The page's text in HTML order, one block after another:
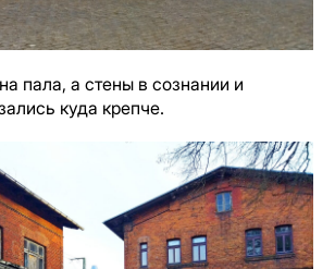
пала, а стены в сознании и
куда крепче.